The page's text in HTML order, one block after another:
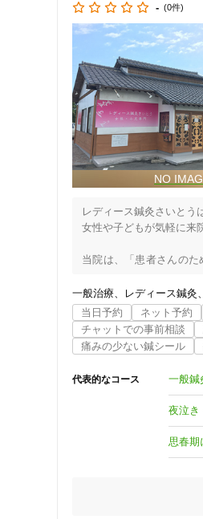
支払いに
キーワー
- (0件)
レディース鍼灸さいとう
女性や子どもが気軽に来
当院は、「患者さんの
待ち時間をなくし患者さ
い合わせください。また
また、夜間や休日等に急
お困りの際はお問い合わ
当院の方針として、生
性難聴などの各疾患の
対して最良の手段を提
一般治療 レディース鍼灸
当日予約
ネット予約
チャットでの事前相談
痛みの少ない鍼シール
代表的なコース 一般鍼
夜泣き
思春期